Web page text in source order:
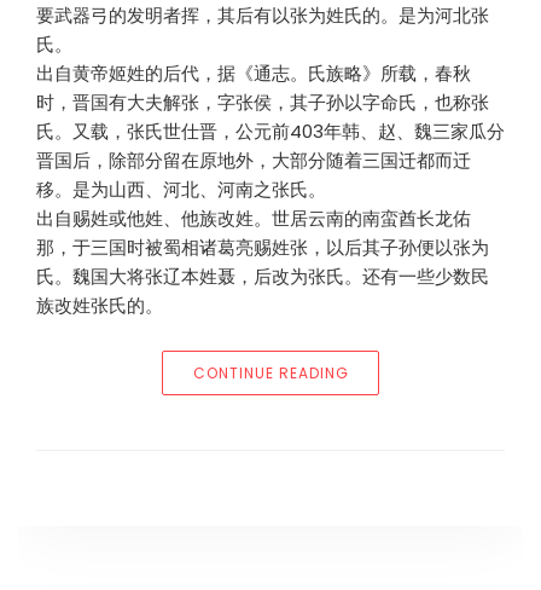
要武器弓的发明者挥，其后有以张为姓氏的。是为河北张
氏。
出自黄帝姬姓的后代，据《通志。氏族略》所载，春秋
时，晋国有大夫解张，字张侯，其子孙以字命氏，也称张
氏。又载，张氏世仕晋，公元前403年韩、赵、魏三家瓜分
晋国后，除部分留在原地外，大部分随着三国迁都而迁
移。是为山西、河北、河南之张氏。
出自赐姓或他姓、他族改姓。世居云南的南蛮酋长龙佑
那，于三国时被蜀相诸葛亮赐姓张，以后其子孙便以张为
氏。魏国大将张辽本姓聂，后改为张氏。还有一些少数民
族改姓张氏的。
CONTINUE READING“张姓的起源与发展”